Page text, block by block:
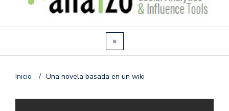
Inicio / Una novela basada en un wiki